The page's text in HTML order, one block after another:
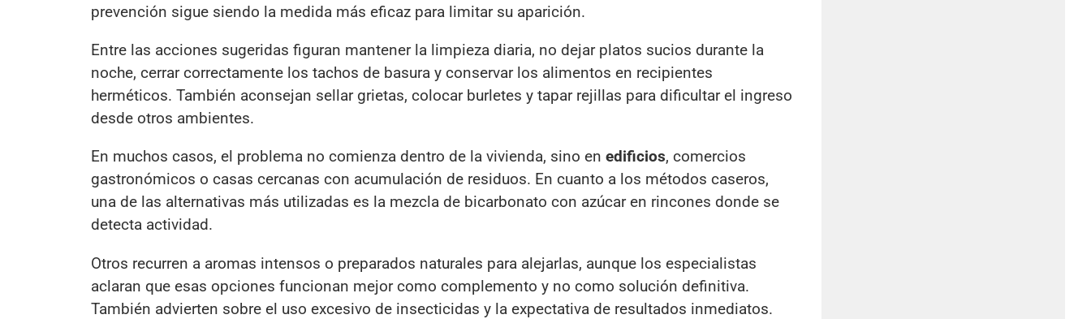
prevención sigue siendo la medida más eficaz para limitar su aparición.
Entre las acciones sugeridas figuran mantener la limpieza diaria, no dejar platos sucios durante la
noche, cerrar correctamente los tachos de basura y conservar los alimentos en recipientes
herméticos. También aconsejan sellar grietas, colocar burletes y tapar rejillas para dificultar el ingreso
desde otros ambientes.
En muchos casos, el problema no comienza dentro de la vivienda, sino en edificios, comercios
gastronómicos o casas cercanas con acumulación de residuos. En cuanto a los métodos caseros,
una de las alternativas más utilizadas es la mezcla de bicarbonato con azúcar en rincones donde se
detecta actividad.
Otros recurren a aromas intensos o preparados naturales para alejarlas, aunque los especialistas
aclaran que esas opciones funcionan mejor como complemento y no como solución definitiva.
También advierten sobre el uso excesivo de insecticidas y la expectativa de resultados inmediatos.